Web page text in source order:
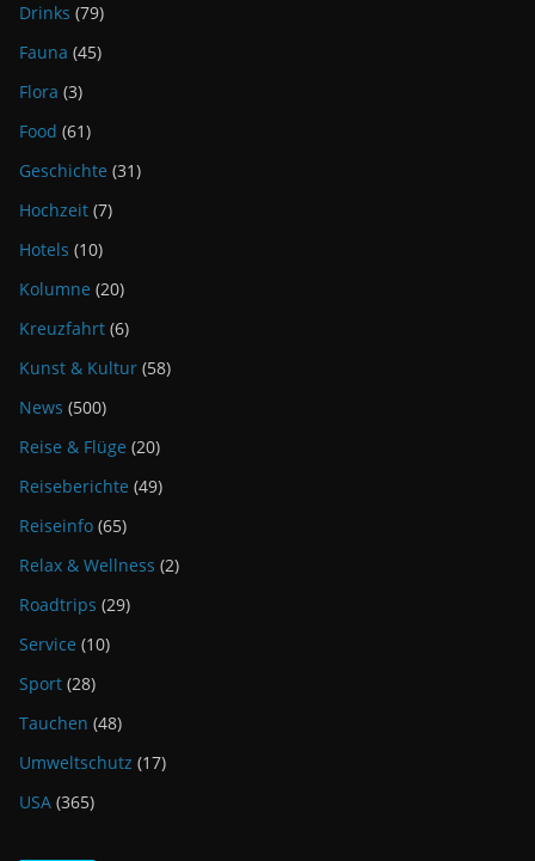
Drinks (79)
Fauna (45)
Flora (3)
Food (61)
Geschichte (31)
Hochzeit (7)
Hotels (10)
Kolumne (20)
Kreuzfahrt (6)
Kunst & Kultur (58)
News (500)
Reise & Flüge (20)
Reiseberichte (49)
Reiseinfo (65)
Relax & Wellness (2)
Roadtrips (29)
Service (10)
Sport (28)
Tauchen (48)
Umweltschutz (17)
USA (365)